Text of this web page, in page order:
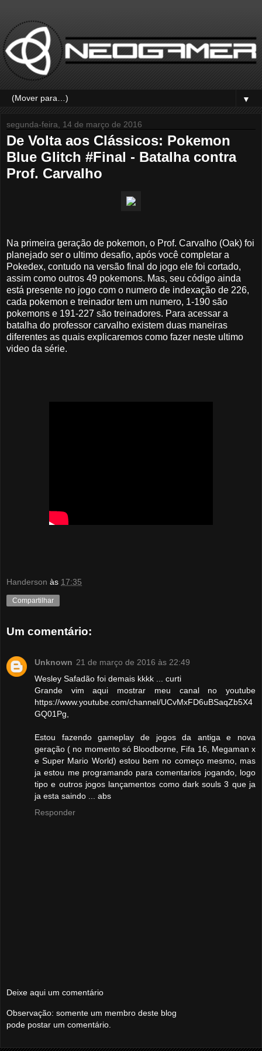
▼
segunda-feira, 14 de março de 2016
De Volta aos Clássicos: Pokemon
Blue Glitch #Final - Batalha contra
Prof. Carvalho
Na primeira geração de pokemon, o Prof. Carvalho (Oak) foi
planejado ser o ultimo desafio, após você completar a
Pokedex, contudo na versão final do jogo ele foi cortado,
assim como outros 49 pokemons. Mas, seu código ainda
está presente no jogo com o numero de indexação de 226,
cada pokemon e treinador tem um numero, 1-190 são
pokemons e 191-227 são treinadores. Para acessar a
batalha do professor carvalho existem duas maneiras
diferentes as quais explicaremos como fazer neste ultimo
video da série.
Handerson às 17:35
Compartilhar
Um comentário:
Unknown 21 de março de 2016 às 22:49
Wesley Safadão foi demais kkkk ... curti
Grande vim aqui mostrar meu canal no youtube
https://www.youtube.com/channel/UCvMxFD6uBSaqZb5X4
GQ01Pg,
Estou fazendo gameplay de jogos da antiga e nova
geração ( no momento só Bloodborne, Fifa 16, Megaman x
e Super Mario World) estou bem no começo mesmo, mas
ja estou me programando para comentarios jogando, logo
tipo e outros jogos lançamentos como dark souls 3 que ja
ja esta saindo ... abs
Responder
Deixe aqui um comentário
Observação: somente um membro deste blog
pode postar um comentário.